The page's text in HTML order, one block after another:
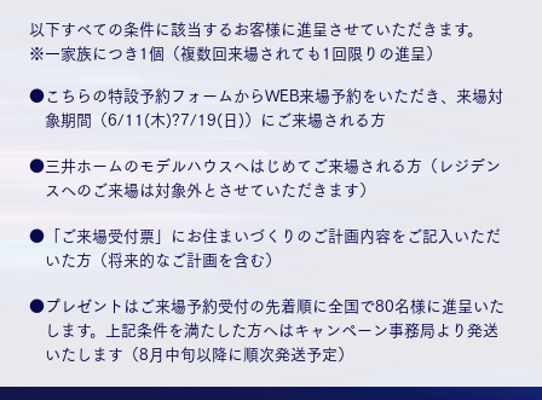
以下すべての条件に該当するお客様に進呈させていただきます。
※一家族につき1個（複数回来場されても1回限りの進呈）
●こちらの特設予約フォームからWEB来場予約をいただき、来場対
象期間（6/11(木)?7/19(日)）にご来場される方
●三井ホームのモデルハウスへはじめてご来場される方（レジデン
スへのご来場は対象外とさせていただきます）
●「ご来場受付票」にお住まいづくりのご計画内容をご記入いただ
いた方（将来的なご計画を含む）
●プレゼントはご来場予約受付の先着順に全国で80名様に進呈いた
します。上記条件を満たした方へはキャンペーン事務局より発送
いたします（8月中旬以降に順次発送予定）